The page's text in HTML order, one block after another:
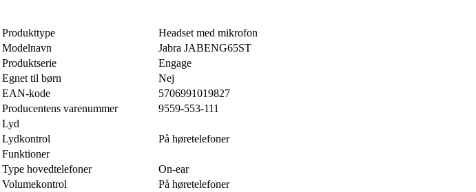
Produkttype
Headset med mikrofon
Modelnavn
Jabra JABENG65ST
Produktserie
Engage
Egnet til børn
Nej
EAN-kode
5706991019827
Producentens varenummer
9559-553-111
Lyd
Lydkontrol
På høretelefoner
Funktioner
Type hovedtelefoner
On-ear
Volumekontrol
På høretelefoner